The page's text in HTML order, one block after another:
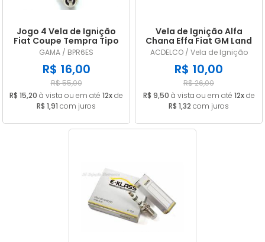
Jogo 4 Vela de Ignição
Fiat Coupe Tempra Tipo
2.0 16V BPR6ES
GAMA / BPR6ES
R$ 16,00
R$ 55,00
R$ 15,20 à vista ou em até 12xde
R$ 1,91 com juros
Vela de Ignição Alfa
Chana Effa Fiat GM Land
Rover Mitsubishi Suzuki
Volvo ACDELCO BPR6ES
ACDELCO / Vela de Ignição
R$ 10,00
R$ 26,00
R$ 9,50 à vista ou em até 12xde
R$ 1,32 com juros